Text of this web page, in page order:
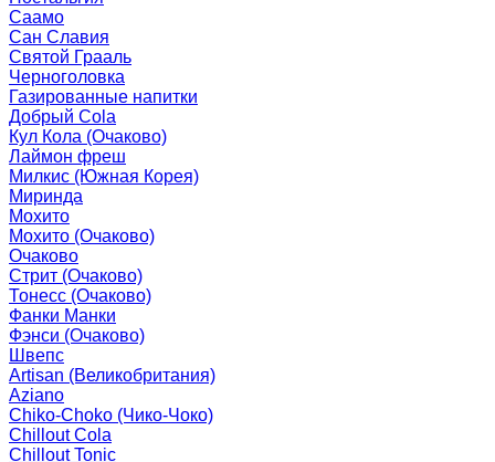
Саамо
Сан Славия
Святой Грааль
Черноголовка
Газированные напитки
Добрый Cola
Кул Кола (Очаково)
Лаймон фреш
Милкис (Южная Корея)
Миринда
Мохито
Мохито (Очаково)
Очаково
Стрит (Очаково)
Тонесс (Очаково)
Фанки Манки
Фэнси (Очаково)
Швепс
Artisan (Великобритания)
Aziano
Chiko-Choko (Чико-Чоко)
Chillout Cola
Chillout Tonic